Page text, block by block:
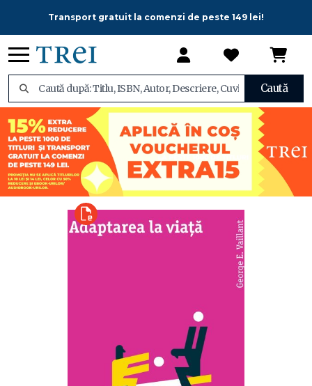
Transport gratuit la comenzi de peste 149 lei!
Caută